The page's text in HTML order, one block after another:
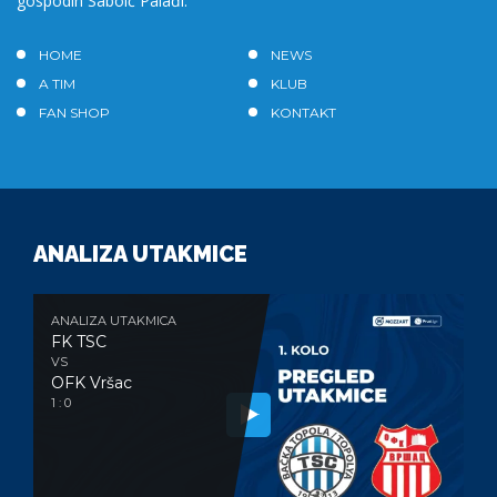
HOME
NEWS
A TIM
KLUB
FAN SHOP
KONTAKT
ANALIZA UTAKMICE
ANALIZA UTAKMICA
FK TSC
VS
OFK Vršac
1 : 0